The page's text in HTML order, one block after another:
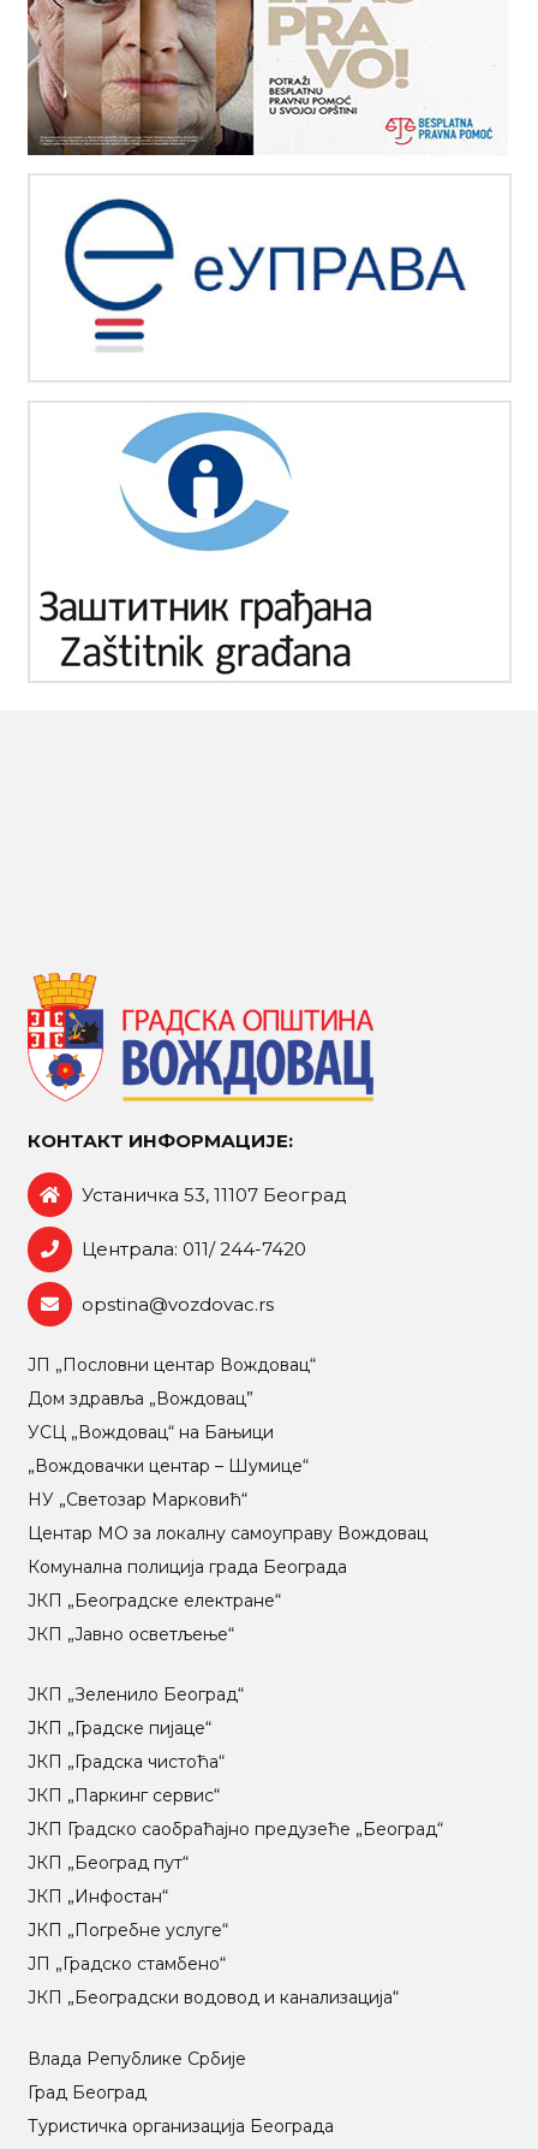
КОНТАКТ ИНФОРМАЦИЈЕ:
Устаничка 53, 11107 Београд
Централа: 011/ 244-7420
opstina@vozdovac.rs
ЈП „Пословни центар Вождовац“
Дом здравља „Вождовац”
УСЦ „Вождовац“ на Бањици
„Вождовачки центар – Шумице“
НУ „Светозар Марковић“
Центар МO за локалну самоуправу Вождовац
Комунална полиција града Београда
ЈКП „Београдске електране“
ЈКП „Јавно осветљење“
ЈКП „Зеленило Београд“
ЈКП „Градске пијаце“
ЈКП „Градска чистоћа“
ЈКП „Паркинг сервис“
ЈКП Градско саобраћајно предузеће „Београд“
ЈКП „Београд пут“
ЈКП „Инфостан“
ЈКП „Погребне услуге“
ЈП „Градско стамбено“
ЈКП „Београдски водовод и канализација“
Влада Републике Србије
Град Београд
Туристичка организација Београда